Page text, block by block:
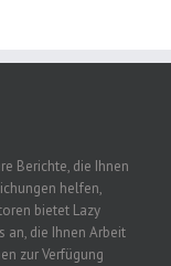
Berichte, die Ihnen
helfen,
bietet Lazy
an, die Ihnen Arbeit
zur Verfügung